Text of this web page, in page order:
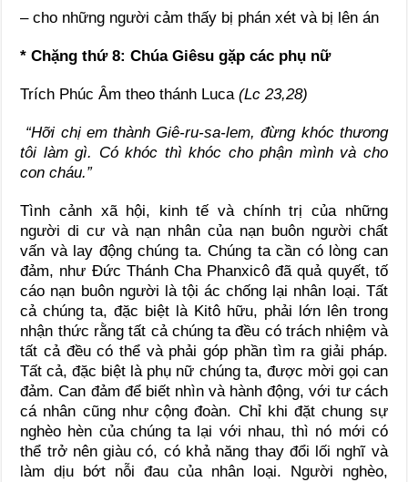
– cho những người cảm thấy bị phán xét và bị lên án
* Chặng thứ 8: Chúa Giêsu gặp các phụ nữ
Trích Phúc Âm theo thánh Luca(Lc 23,28)
“Hỡi chị em thành Giê-ru-sa-lem, đừng khóc thương
tôi làm gì. Có khóc thì khóc cho phận mình và cho
con cháu.”
Tình cảnh xã hội, kinh tế và chính trị của những
người di cư và nạn nhân của nạn buôn người chất
vấn và lay động chúng ta. Chúng ta cần có lòng can
đảm, như Đức Thánh Cha Phanxicô đã quả quyết, tố
cáo nạn buôn người là tội ác chống lại nhân loại. Tất
cả chúng ta, đặc biệt là Kitô hữu, phải lớn lên trong
nhận thức rằng tất cả chúng ta đều có trách nhiệm và
tất cả đều có thể và phải góp phần tìm ra giải pháp.
Tất cả, đặc biệt là phụ nữ chúng ta, được mời gọi can
đảm. Can đảm để biết nhìn và hành động, với tư cách
cá nhân cũng như cộng đoàn. Chỉ khi đặt chung sự
nghèo hèn của chúng ta lại với nhau, thì nó mới có
thể trở nên giàu có, có khả năng thay đổi lối nghĩ và
làm dịu bớt nỗi đau của nhân loại. Người nghèo,